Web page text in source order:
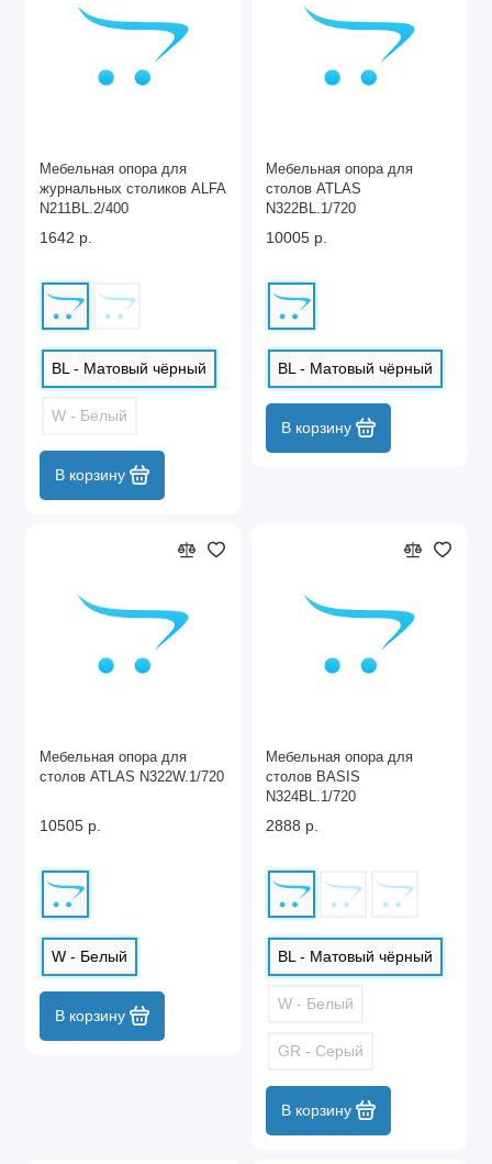
Мебельная опора для
журнальных столиков ALFA
N211BL.2/400
1642 р.
BL - Матовый чёрный
W - Белый
В корзину
Мебельная опора для
столов ATLAS
N322BL.1/720
10005 р.
BL - Матовый чёрный
В корзину
Мебельная опора для
столов ATLAS N322W.1/720
10505 р.
W - Белый
В корзину
Мебельная опора для
столов BASIS
N324BL.1/720
2888 р.
BL - Матовый чёрный
W - Белый
GR - Серый
В корзину